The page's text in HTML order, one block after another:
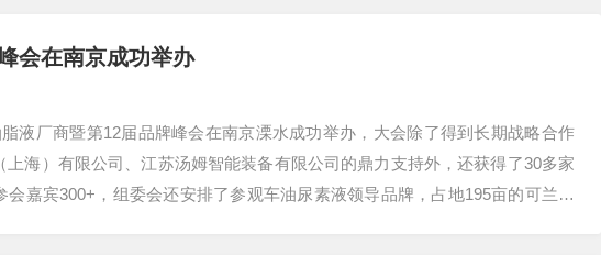
会在南京成功举办
液厂商暨第12届品牌峰会在南京溧水成功举办，大会除了得到长期战略合作
上海）有限公司、江苏汤姆智能装备有限公司的鼎力支持外，还获得了30多家
会嘉宾300+，组委会还安排了参观车油尿素液领导品牌，占地195亩的可兰素